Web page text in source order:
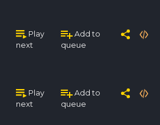
Play
next
Add to
queue
Play
next
Add to
queue